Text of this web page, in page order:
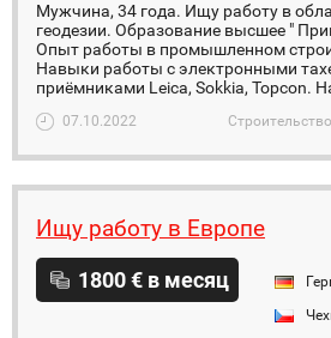
Мужчина, 34 года. Ищу работу в
геодезии. Образование высшее "
Опыт работы в промышленном
Навыки работы с электронными
приёмниками Leica, Sokkia, Topcon.
07.10.2022
Ищу работу в Европе
1800 € в месяц